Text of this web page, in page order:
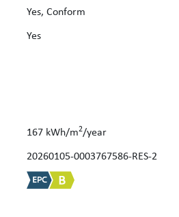
Yes, Conform
Yes
167 kWh/m2/year
20260105-0003767586-RES-2